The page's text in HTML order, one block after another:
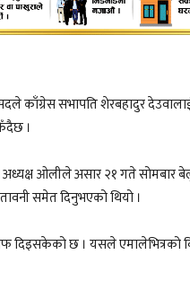
काँग्रेस सभापति शेरबहादुर देउवालाई
।
ओलीले असार २१ गते सोमबार
समेत दिनुभएको थियो ।
दिइसकेको छ । यसले एमालेभित्रको